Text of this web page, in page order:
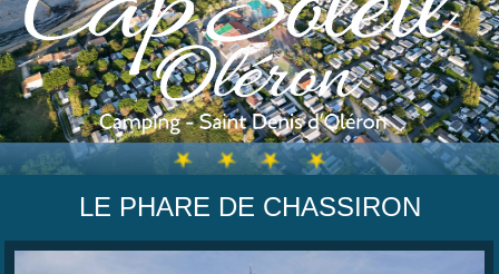
LE PHARE DE CHASSIRON